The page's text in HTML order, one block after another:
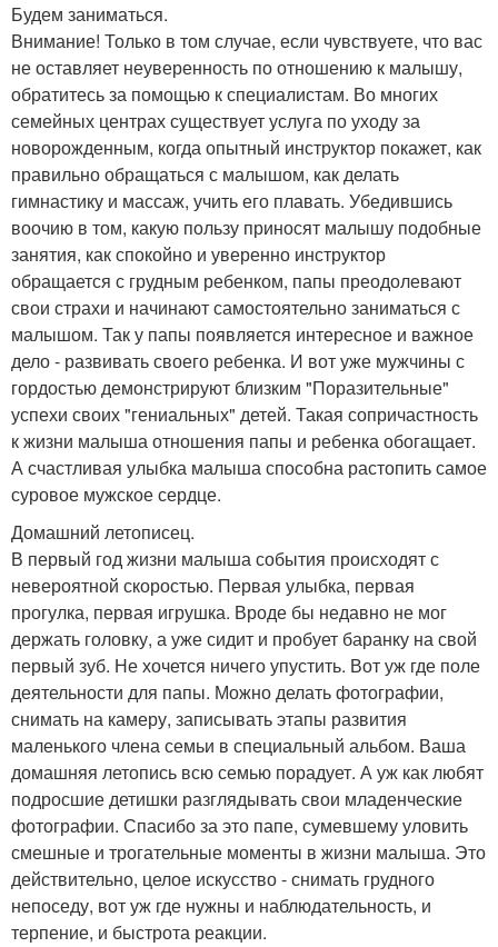
Будем заниматься.
Внимание! Только в том случае, если чувствуете, что вас
не оставляет неуверенность по отношению к малышу,
обратитесь за помощью к специалистам. Во многих
семейных центрах существует услуга по уходу за
новорожденным, когда опытный инструктор покажет, как
правильно обращаться с малышом, как делать
гимнастику и массаж, учить его плавать. Убедившись
воочию в том, какую пользу приносят малышу подобные
занятия, как спокойно и уверенно инструктор
обращается с грудным ребенком, папы преодолевают
свои страхи и начинают самостоятельно заниматься с
малышом. Так у папы появляется интересное и важное
дело - развивать своего ребенка. И вот уже мужчины с
гордостью демонстрируют близким "Поразительные"
успехи своих "гениальных" детей. Такая сопричастность
к жизни малыша отношения папы и ребенка обогащает.
А счастливая улыбка малыша способна растопить самое
суровое мужское сердце.
Домашний летописец.
В первый год жизни малыша события происходят с
невероятной скоростью. Первая улыбка, первая
прогулка, первая игрушка. Вроде бы недавно не мог
держать головку, а уже сидит и пробует баранку на свой
первый зуб. Не хочется ничего упустить. Вот уж где поле
деятельности для папы. Можно делать фотографии,
снимать на камеру, записывать этапы развития
маленького члена семьи в специальный альбом. Ваша
домашняя летопись всю семью порадует. А уж как любят
подросшие детишки разглядывать свои младенческие
фотографии. Спасибо за это папе, сумевшему уловить
смешные и трогательные моменты в жизни малыша. Это
действительно, целое искусство - снимать грудного
непоседу, вот уж где нужны и наблюдательность, и
терпение, и быстрота реакции.